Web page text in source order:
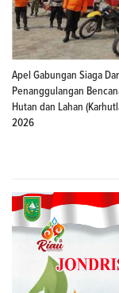
Apel Gabungan Siaga
Penanggulangan
Hutan dan Lahan
2026